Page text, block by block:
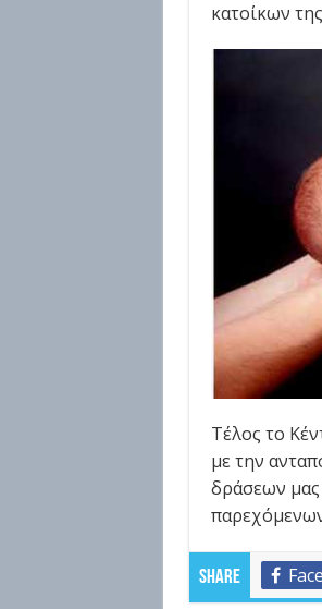
κατοίκων
Τέλος το
με την
δράσεων μας
Share